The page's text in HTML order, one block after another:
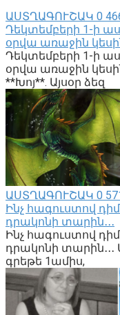
ԱՍՏՂԱԳՈՒՇԱԿ 0
Դեկտեմբերի 1-ի
օրվա առաջին
Դեկտեմբերի 1-ի
օրվա առաջին
**Խոյ**. Այսօր ձեզ
ԱՍՏՂԱԳՈՒՇԱԿ 0
Ինչ հագուստով
դրակոնի տարին․․․
Ինչ հագուստով
դրակոնի
գրեթե 1ամիս,